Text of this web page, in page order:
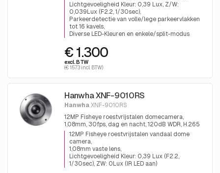
Lichtgevoeligheid Kleur: 0,39 Lux, Z/W:
0,039Lux (F2.2, 1/30sec)
Parkeerdetectie van volle/lege parkeervlakken
tot 16 kavels
Diverse LED-Kleuren en enkele/split-modus
€ 1.300
excl. BTW
(€ 1573 incl. BTW)
Hanwha XNF-9010RS
HanwhaXNF-9010RS
12MP Fisheye roestvrijstalen domecamera,
1,08mm, 30fps, dag en nacht, 120dB WDR, H.265
12MP Fisheye roestvrijstalen vandaal dome
camera
1,08mm vaste lens
Lichtgevoeligheid Kleur: 0,39 Lux (F2.2,
1/30sec), ZW: 0Lux (IR LED aan)